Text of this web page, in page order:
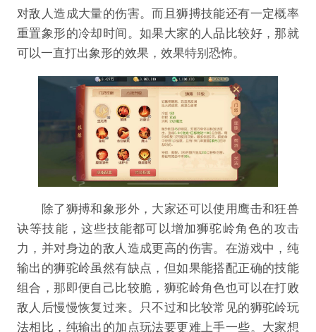
对敌人造成大量的伤害。而且狮搏技能还有一定概率
重置象形的冷却时间。如果大家的人品比较好，那就
可以一直打出象形的效果，效果特别恐怖。
除了狮搏和象形外，大家还可以使用鹰击和狂兽
诀等技能，这些技能都可以增加狮驼岭角色的攻击
力，并对身边的敌人造成更高的伤害。在游戏中，纯
输出的狮驼岭虽然有缺点，但如果能搭配正确的技能
组合，那即便自己比较脆，狮驼岭角色也可以在打败
敌人后慢慢恢复过来。只不过和比较常见的狮驼岭玩
法相比，纯输出的加点玩法要更难上手一些。大家想